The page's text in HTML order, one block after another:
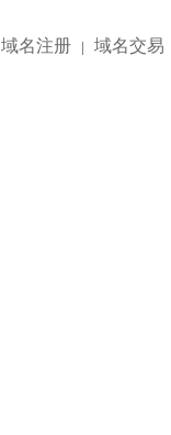
域名注册 | 域名交易